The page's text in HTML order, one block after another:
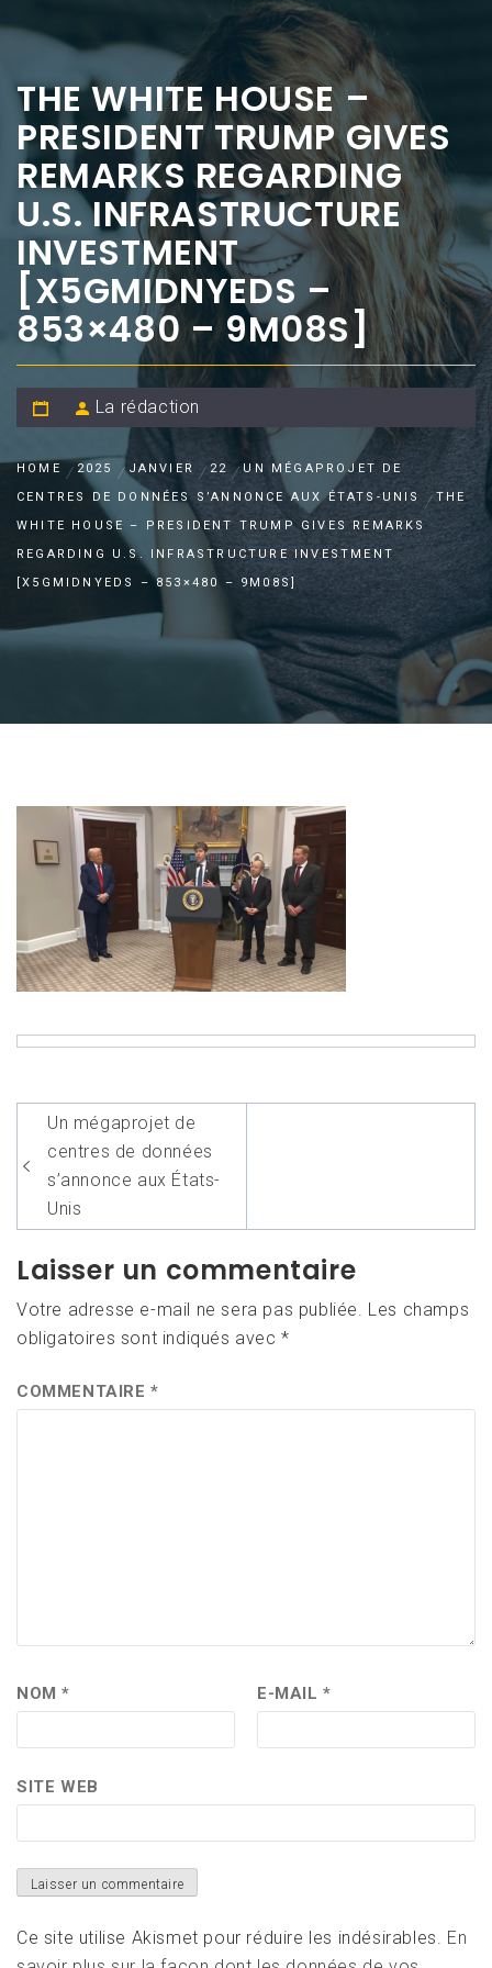
THE WHITE HOUSE –
PRESIDENT TRUMP GIVES
REMARKS REGARDING
U.S. INFRASTRUCTURE
INVESTMENT
[X5GMIDNYEDS –
853×480 – 9M08S]
La rédaction
HOME 2025 JANVIER 22
UN MÉGAPROJET DE
CENTRES DE DONNÉES S’ANNONCE AUX ÉTATS-UNIS
THE
WHITE HOUSE – PRESIDENT TRUMP GIVES REMARKS
REGARDING U.S. INFRASTRUCTURE INVESTMENT
[X5GMIDNYEDS – 853×480 – 9M08S]
Navigation
de
l’article
Un mégaprojet de
centres de données
s’annonce aux États-
Unis
Laisser un commentaire
Votre adresse e-mail ne sera pas publiée. Les champs
obligatoires sont indiqués avec*
COMMENTAIRE*
NOM* E-MAIL*
SITE WEB
Ce site utilise Akismet pour réduire les indésirables. En